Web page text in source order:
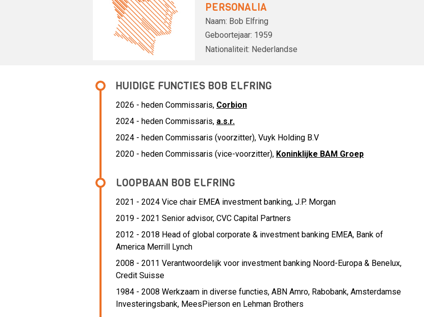
PERSONALIA
Naam: Bob Elfring
Geboortejaar: 1959
Nationaliteit: Nederlandse
HUIDIGE FUNCTIES BOB ELFRING
2026 - heden Commissaris, Corbion
2024 - heden Commissaris, a.s.r.
2024 - heden Commissaris (voorzitter), Vuyk Holding B.V
2020 - heden Commissaris (vice-voorzitter), Koninklijke BAM Groep
LOOPBAAN BOB ELFRING
2021 - 2024 Vice chair EMEA investment banking, J.P. Morgan
2019 - 2021 Senior advisor, CVC Capital Partners
2012 - 2018 Head of global corporate & investment banking EMEA, Bank of
America Merrill Lynch
2008 - 2011 Verantwoordelijk voor investment banking Noord-Europa & Benelux,
Credit Suisse
1984 - 2008 Werkzaam in diverse functies, ABN Amro, Rabobank, Amsterdamse
Investeringsbank, MeesPierson en Lehman Brothers